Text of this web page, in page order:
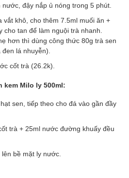
nước, đậy nắp ủ nóng trong 5 phút.
vắt khô, cho thêm 7.5ml muối ăn +
cho tan để làm nguội trà nhanh.
hơn thì dùng công thức 80g trà sen
đen lá nhuyễn).
cốt trà (26.2k).
kem Milo ly 500ml:
sen, tiếp theo cho đá vào gần đầy
trà + 25ml nước đường khuấy đều
bề mặt ly nước.